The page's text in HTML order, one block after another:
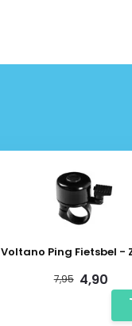
Voltano Ping Fietsbel -
7,95 4,90